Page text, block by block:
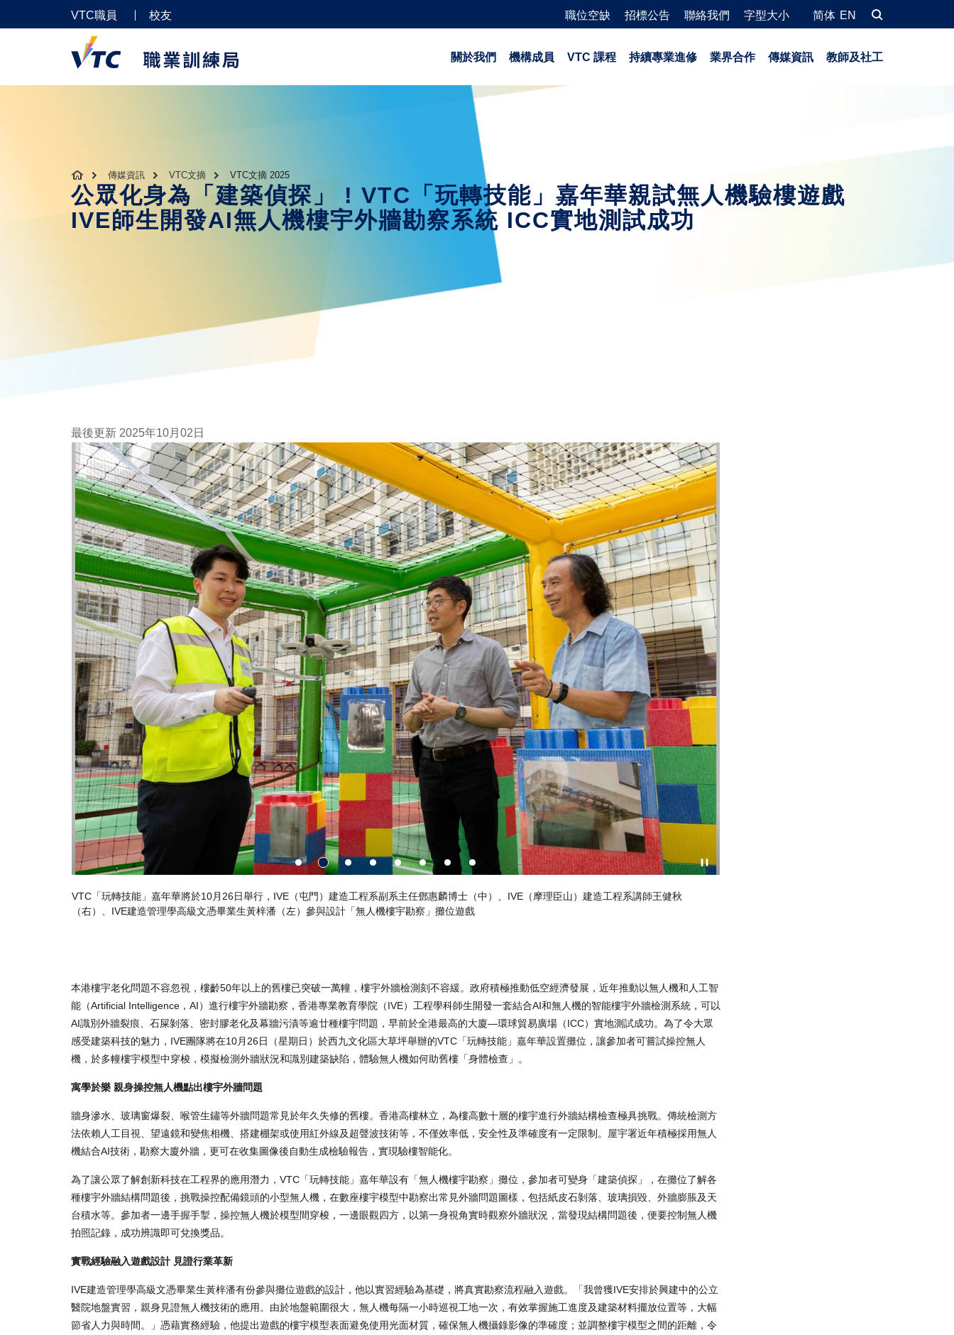
VTC職員 校友 職位空缺 招標公告 聯絡我們 字型大小 简体 EN
關於我們 機構成員 VTC 課程 持續專業進修 業界合作 傳媒資訊 教師及社工
傳媒資訊 VTC文摘 VTC文摘 2025
公眾化身為「建築偵探」 ! VTC「玩轉技能」嘉年華親試無人機驗樓遊戲
IVE師生開發AI無人機樓宇外牆勘察系統 ICC實地測試成功
最後更新 2025年10月02日
麟博士（中）、IVE（摩理臣山）建造工程系講師王健秋
「無人機樓宇勘察」攤位設有數座樓宇模型，模型上貼有常見外牆問題圖樣，包括紙皮石剝落、玻璃損毀、外牆膨脹及天台積水等，模擬真實樓宇勘
察情況
本港樓宇老化問題不容忽視，樓齡50年以上的舊樓已突破一萬幢，樓宇外牆檢測刻不容緩。政府積極推動低空經濟發展，近年推動以無人機和人工智
能（Artificial Intelligence，AI）進行樓宇外牆勘察，香港專業教育學院（IVE）工程學科師生開發一套結合AI和無人機的智能樓宇外牆檢測系統，可以
AI識別外牆裂痕、石屎剝落、密封膠老化及幕牆污漬等逾廿種樓宇問題，早前於全港最高的大廈—環球貿易廣場（ICC）實地測試成功。為了令大眾
感受建築科技的魅力，IVE團隊將在10月26日（星期日）於西九文化區大草坪舉辦的VTC「玩轉技能」嘉年華設置攤位，讓參加者可嘗試操控無人
機，於多幢樓宇模型中穿梭，模擬檢測外牆狀況和識別建築缺陷，體驗無人機如何助舊樓「身體檢查」。
寓學於樂 親身操控無人機點出樓宇外牆問題
牆身滲水、玻璃窗爆裂、喉管生鏽等外牆問題常見於年久失修的舊樓。香港高樓林立，為樓高數十層的樓宇進行外牆結構檢查極具挑戰。傳統檢測方
法依賴人工目視、望遠鏡和變焦相機、搭建棚架或使用紅外線及超聲波技術等，不僅效率低，安全性及準確度有一定限制。屋宇署近年積極採用無人
機結合AI技術，勘察大廈外牆，更可在收集圖像後自動生成檢驗報告，實現驗樓智能化。
為了讓公眾了解創新科技在工程界的應用潛力，VTC「玩轉技能」嘉年華設有「無人機樓宇勘察」攤位，參加者可變身「建築偵探」，在攤位了解各
種樓宇外牆結構問題後，挑戰操控配備鏡頭的小型無人機，在數座樓宇模型中勘察出常見外牆問題圖樣，包括紙皮石剝落、玻璃損毀、外牆膨脹及天
台積水等。參加者一邊手握手掣，操控無人機於模型間穿梭，一邊眼觀四方，以第一身視角實時觀察外牆狀況，當發現結構問題後，便要控制無人機
拍照記錄，成功辨識即可兌換獎品。
實戰經驗融入遊戲設計 見證行業革新
IVE建造管理學高級文憑畢業生黃梓潘有份參與攤位遊戲的設計，他以實習經驗為基礎，將真實勘察流程融入遊戲。「我曾獲IVE安排於興建中的公立
醫院地盤實習，親身見證無人機技術的應用。由於地盤範圍很大，無人機每隔一小時巡視工地一次，有效掌握施工進度及建築材料擺放位置等，大幅
節省人力與時間。」憑藉實務經驗，他提出遊戲的樓宇模型表面避免使用光面材質，確保無人機攝錄影像的準確度；並調整樓宇模型之間的距離，令